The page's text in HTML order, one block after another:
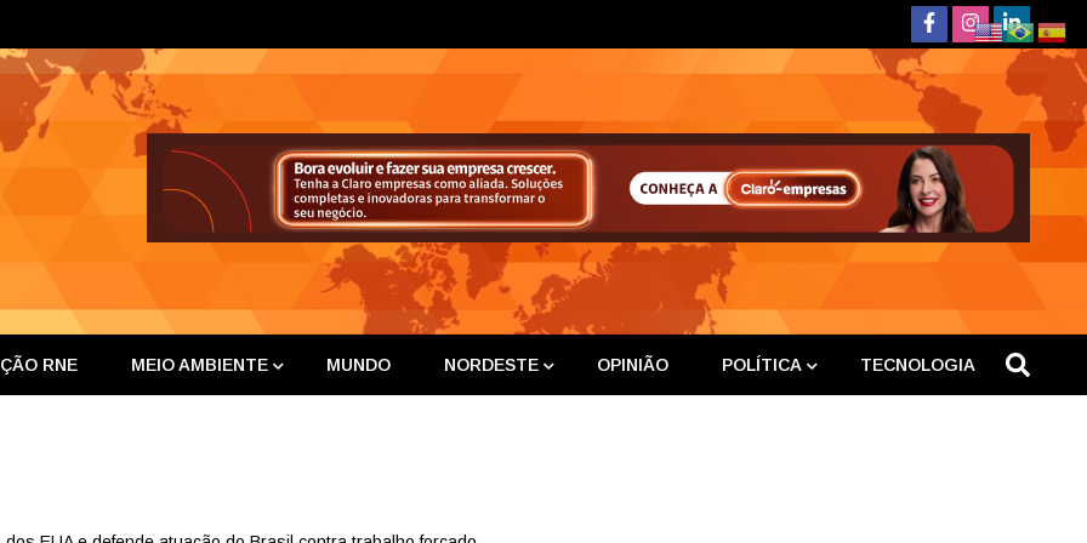
Nordeste
RNE MEIO AMBIENTE MUNDO NORDESTE OPINIÃO POLÍTICA TECNOLOGIA